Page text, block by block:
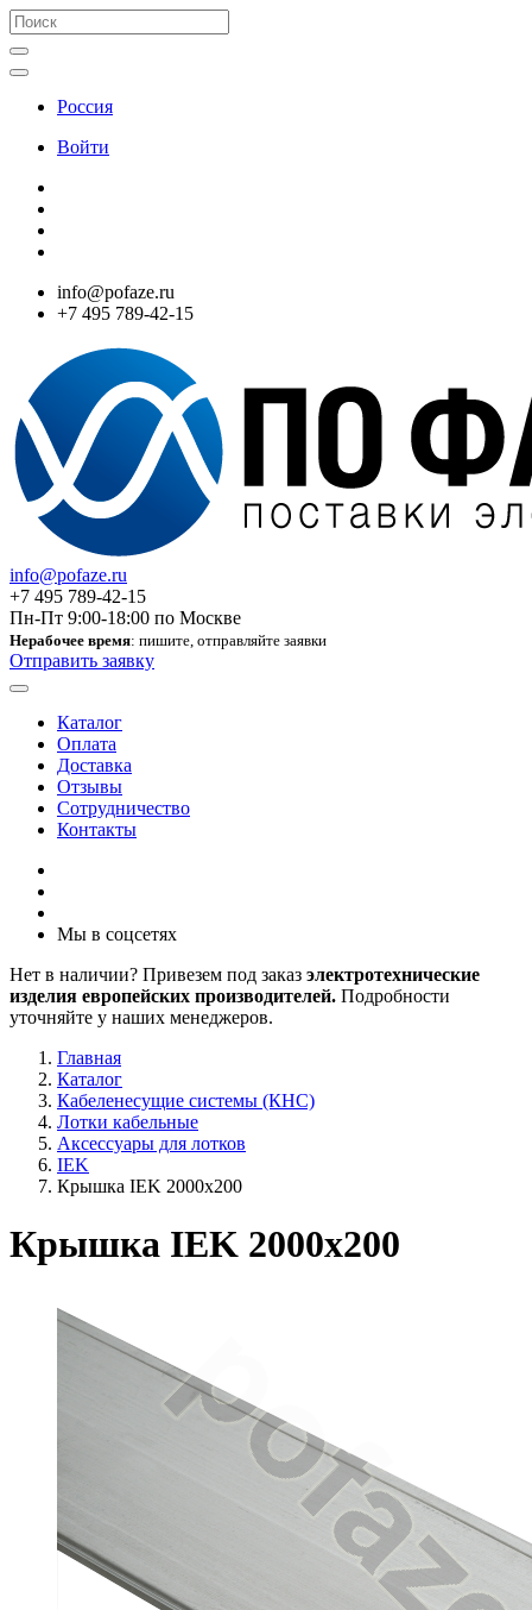
Россия
Войти
info@pofaze.ru
+7 495 789-42-15
info@pofaze.ru
+7 495 789-42-15
Пн-Пт 9:00-18:00 по Москве
Нерабочее время: пишите, отправляйте заявки
Отправить заявку
Каталог
Оплата
Доставка
Отзывы
Сотрудничество
Контакты
Мы в соцсетях
Нет в наличии? Привезем под заказ электротехнические
изделия европейских производителей. Подробности
уточняйте у наших менеджеров.
Главная
Каталог
Кабеленесущие системы (КНС)
Лотки кабельные
Аксессуары для лотков
IEK
Крышка IEK 2000х200
Крышка IEK 2000х200